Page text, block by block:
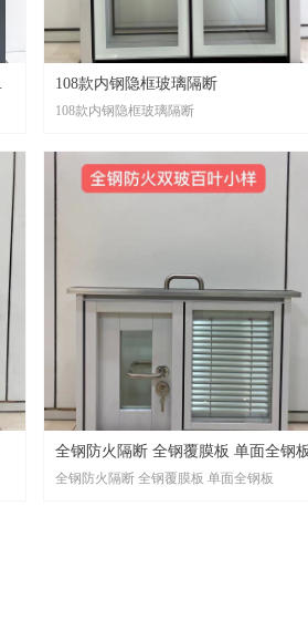
108款内钢隐框玻璃隔断
108款内钢隐框玻璃隔断
全钢防火隔断 全钢覆膜板 单面全钢板
全钢防火隔断 全钢覆膜板 单面全钢板